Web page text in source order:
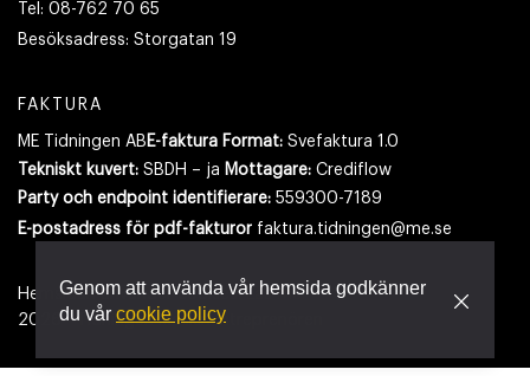
Tel: 08-762 70 65
Besöksadress: Storgatan 19
FAKTURA
ME Tidningen AB E-faktura Format: Svefaktura 1.0
Tekniskt kuvert: SBDH – ja Mottagare: Crediflow
Party och endpoint identifierare: 559300-7189
E-postadress för pdf-fakturor faktura.tidningen@me.se
Hemsidan använder cookies.Läs mer
2026- Tidningen Maskinentreprenören
Genom att använda vår hemsida godkänner
du vår cookie policy